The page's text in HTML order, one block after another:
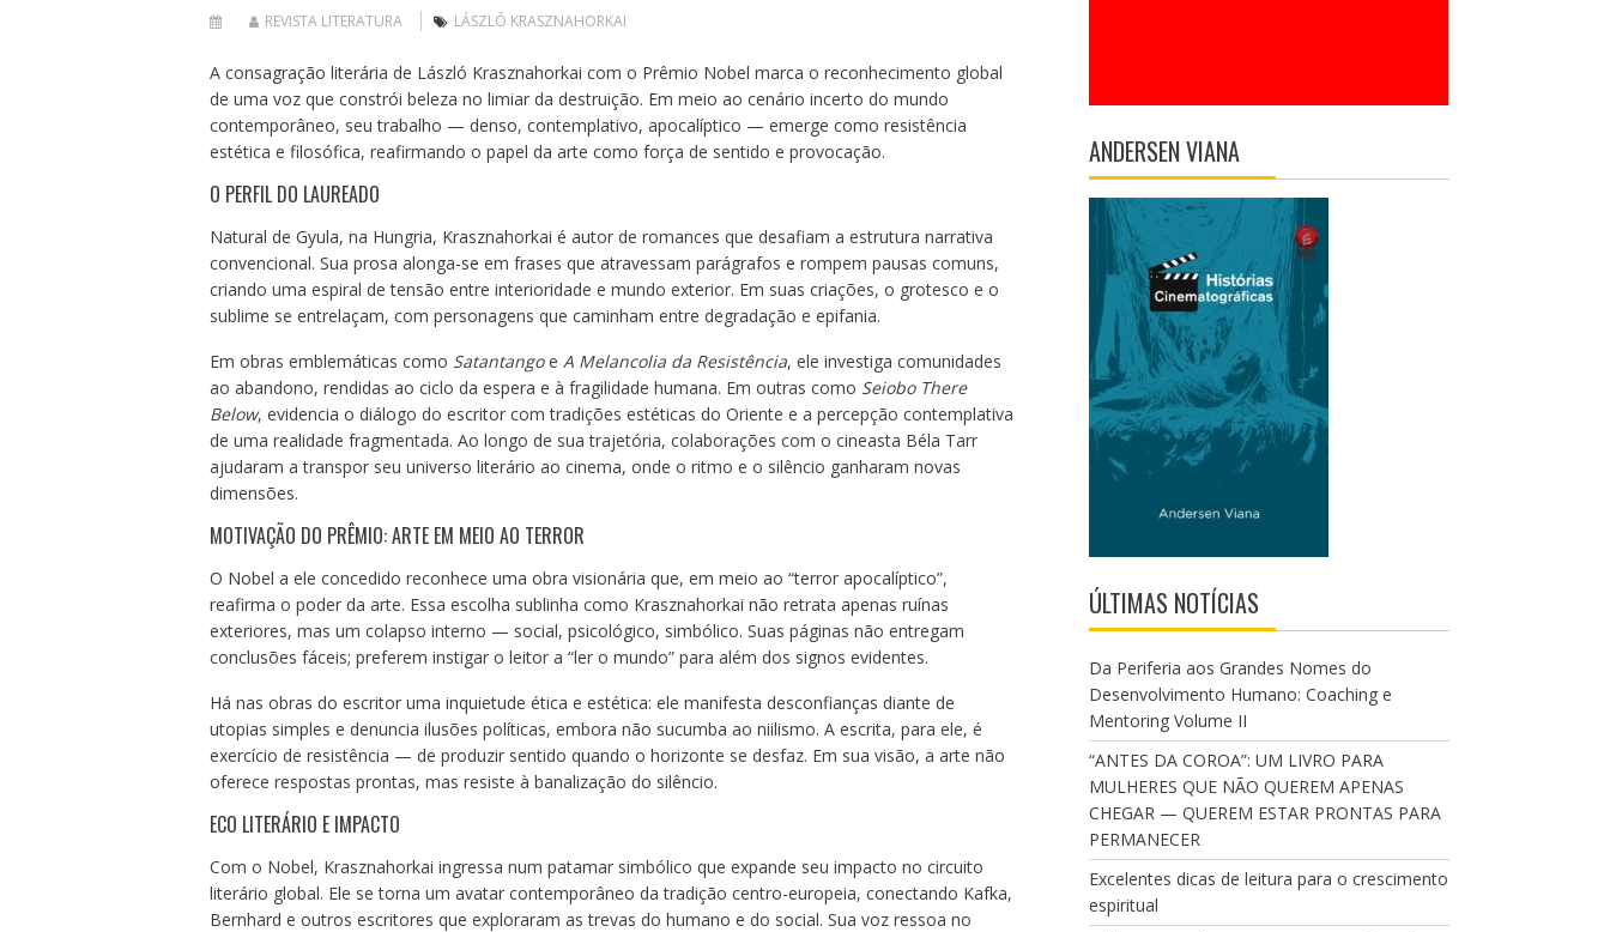
REVISTA LITERATURA LÁSZLÓ KRASZNAHORKAI
A consagração literária de László Krasznahorkai com o Prêmio Nobel marca o reconhecimento global
de uma voz que constrói beleza no limiar da destruição. Em meio ao cenário incerto do mundo
contemporâneo, seu trabalho — denso, contemplativo, apocalíptico — emerge como resistência
estética e filosófica, reafirmando o papel da arte como força de sentido e provocação.
O PERFIL DO LAUREADO
Natural de Gyula, na Hungria, Krasznahorkai é autor de romances que desafiam a estrutura narrativa
convencional. Sua prosa alonga-se em frases que atravessam parágrafos e rompem pausas comuns,
criando uma espiral de tensão entre interioridade e mundo exterior. Em suas criações, o grotesco e o
sublime se entrelaçam, com personagens que caminham entre degradação e epifania.
Em obras emblemáticas como Satantangoe A Melancolia da Resistência, ele investiga comunidades
ao abandono, rendidas ao ciclo da espera e à fragilidade humana. Em outras como Seiobo There
Below, evidencia o diálogo do escritor com tradições estéticas do Oriente e a percepção contemplativa
de uma realidade fragmentada. Ao longo de sua trajetória, colaborações com o cineasta Béla Tarr
ajudaram a transpor seu universo literário ao cinema, onde o ritmo e o silêncio ganharam novas
dimensões.
MOTIVAÇÃO DO PRÊMIO: ARTE EM MEIO AO TERROR
O Nobel a ele concedido reconhece uma obra visionária que, em meio ao “terror apocalíptico”,
reafirma o poder da arte. Essa escolha sublinha como Krasznahorkai não retrata apenas ruínas
exteriores, mas um colapso interno — social, psicológico, simbólico. Suas páginas não entregam
conclusões fáceis; preferem instigar o leitor a “ler o mundo” para além dos signos evidentes.
Há nas obras do escritor uma inquietude ética e estética: ele manifesta desconfianças diante de
utopias simples e denuncia ilusões políticas, embora não sucumba ao niilismo. A escrita, para ele, é
exercício de resistência — de produzir sentido quando o horizonte se desfaz. Em sua visão, a arte não
oferece respostas prontas, mas resiste à banalização do silêncio.
ECO LITERÁRIO E IMPACTO
Com o Nobel, Krasznahorkai ingressa num patamar simbólico que expande seu impacto no circuito
literário global. Ele se torna um avatar contemporâneo da tradição centro-europeia, conectando Kafka,
Bernhard e outros escritores que exploraram as trevas do humano e do social. Sua voz ressoa no
ANDERSEN VIANA
ÚLTIMAS NOTÍCIAS
Da Periferia aos Grandes Nomes do
Desenvolvimento Humano: Coaching e
Mentoring Volume II
“ANTES DA COROA”: UM LIVRO PARA
MULHERES QUE NÃO QUEREM APENAS
CHEGAR — QUEREM ESTAR PRONTAS PARA
PERMANECER
Excelentes dicas de leitura para o crescimento
espiritual